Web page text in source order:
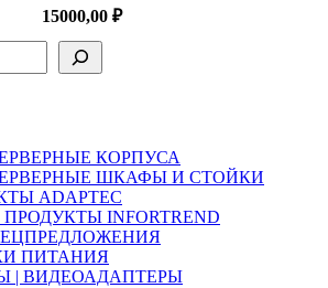
15000,00 ₽
КОРПУСА
ШКАФЫ И СТОЙКИ
ADAPTEC
ПРОДУКТЫ INFORTREND
ПИТАНИЯ
| ВИДЕОАДАПТЕРЫ